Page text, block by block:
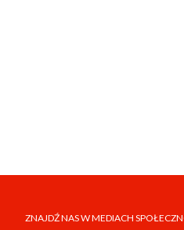
ZNAJDŹ NAS W MEDIACH